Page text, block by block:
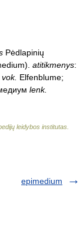
Pėdlapinių
atitikmenys:
vok. Elfenblume;
lenk.
leidybos institutas
epimedium